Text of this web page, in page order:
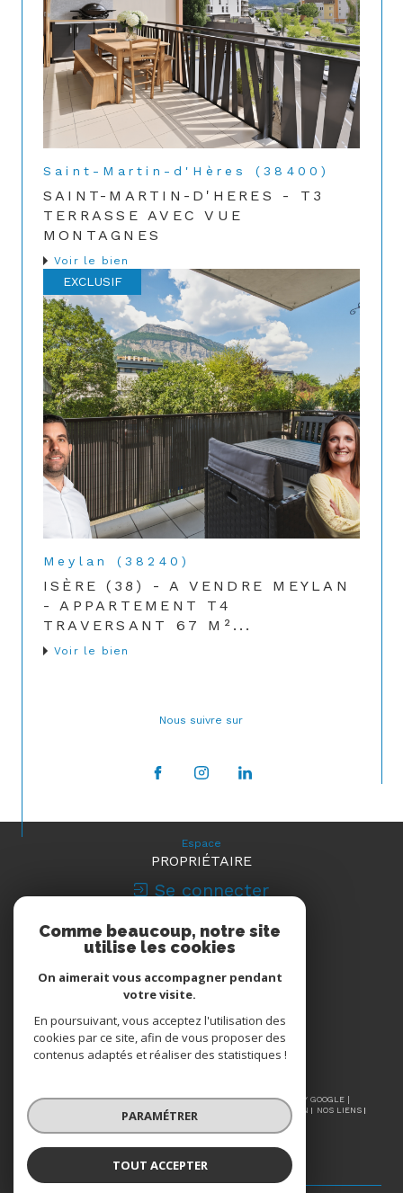
Saint-Martin-d'Hères (38400)
SAINT-MARTIN-D'HERES - T3
TERRASSE AVEC VUE
MONTAGNES
Voir le bien
EXCLUSIF
Meylan (38240)
ISÈRE (38) - A VENDRE MEYLAN
- APPARTEMENT T4
TRAVERSANT 67 M²...
Voir le bien
Nous suivre sur
Espace
PROPRIÉTAIRE
Se connecter
Nous
ADHÉRONS
© 2026 | TOUS DROITS RÉSERVÉS | TRADUCTION POWERED BY GOOGLE |
PLAN DU SITE MENTIONS LÉGALES ADMIN
NOS LIENS
POLITIQUE RGPD
Comme beaucoup, notre site
utilise les cookies
On aimerait vous accompagner pendant
votre visite.
En poursuivant, vous acceptez l'utilisation des
cookies par ce site, afin de vous proposer des
contenus adaptés et réaliser des statistiques !
PARAMÉTRER
TOUT ACCEPTER